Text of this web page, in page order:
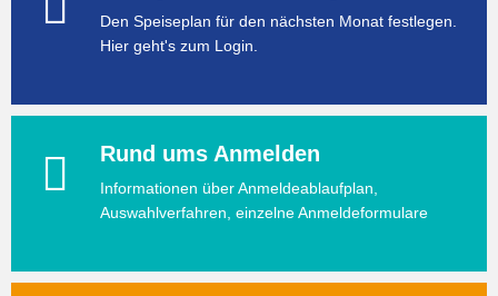
Den Speiseplan für den nächsten Monat festlegen.
Hier geht's zum Login.
Rund ums Anmelden
Informationen über Anmeldeablaufplan,
Auswahlverfahren, einzelne Anmeldeformulare